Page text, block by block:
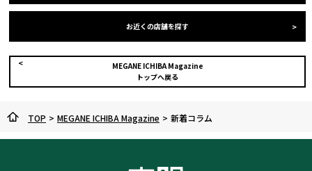
お近くの店舗を探す
MEGANE ICHIBA Magazine
トップへ戻る
TOP > MEGANE ICHIBA Magazine > 新着コラム